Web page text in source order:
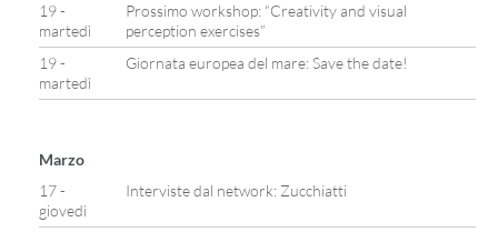
19 -
martedì
Prossimo workshop: “Creativity and visual
perception exercises”
19 -
martedì
Giornata europea del mare: Save the date!
Marzo
17 -
giovedì
Interviste dal network: Zucchiatti